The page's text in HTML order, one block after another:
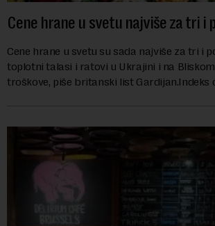
Cene hrane u svetu najviše za tri i
Cene hrane u svetu su sada najviše za tri i
toplotni talasi i ratovi u Ukrajini i na
troškove, piše britanski list Gardijan.Indeks